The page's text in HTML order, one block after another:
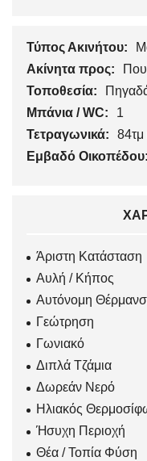
Τύπος Ακινήτου:
Ακίνητα προς:
Τοποθεσία:
Μπάνια / WC:
1
Τετραγωνικά:
84τμ
Εμβαδό Οικοπέδου:
Άριστη Κατάσταση
Αυλή / Κήπος
Αυτόνομη
Γεώτρηση
Γωνιακό
Διπλά Τζάμια
Δωρεάν Νερό
Ηλιακός
Ήσυχη Περιοχή
Θέα / Τοπία Φύση